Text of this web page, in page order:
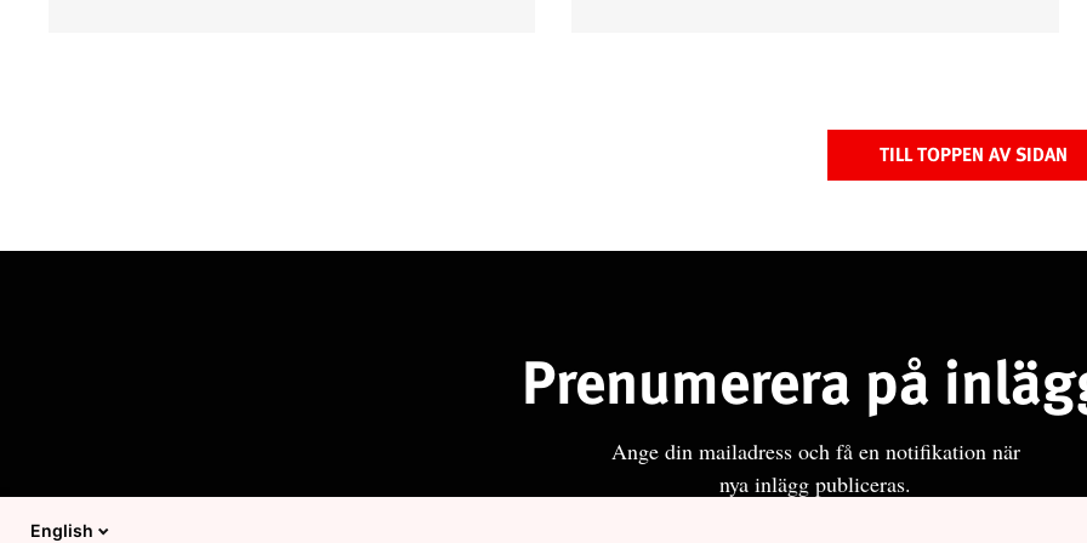
Distriktsbloggare
TILL TOPPEN AV SIDAN
Prenumerera på
Ange din mailadress och få en notifikation när
nya inlägg publiceras.
English